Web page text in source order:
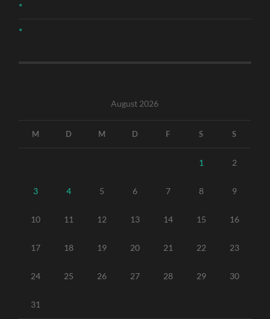
*
*
August 2026
M D M D F S S
1 2
3 4 5 6 7 8 9
10 11 12 13 14 15 16
17 18 19 20 21 22 23
24 25 26 27 28 29 30
31